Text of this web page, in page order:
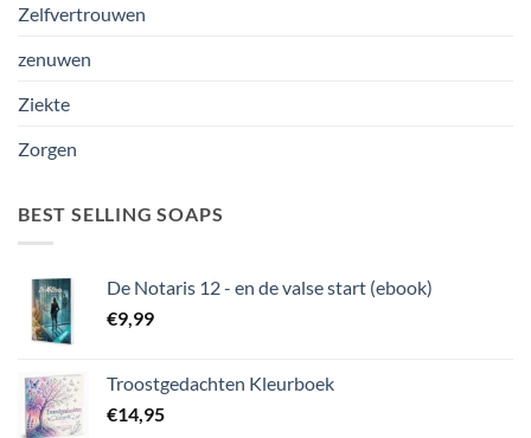
Zelfvertrouwen
zenuwen
Ziekte
Zorgen
BEST SELLING SOAPS
De Notaris 12 - en de valse start (ebook)
€9,99
Troostgedachten Kleurboek
€14,95